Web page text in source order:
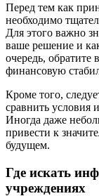
Перед тем как
необходимо
Для этого важно
ваше решение и
очередь,
финансовую
Кроме того,
сравнить условия
Иногда даже
привести к
будущем.
Где искать
учреждениях